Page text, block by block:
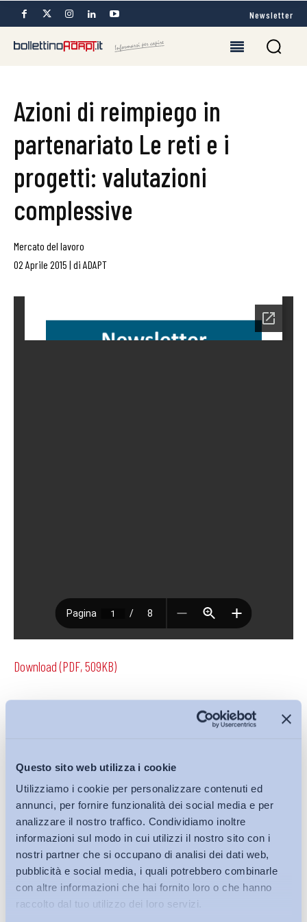
Questo sito web utilizza i cookie
Utilizziamo i cookie per personalizzare contenuti ed
annunci, per fornire funzionalità dei social media e per
analizzare il nostro traffico. Condividiamo inoltre
informazioni sul modo in cui utilizzi il nostro sito con i
nostri partner che si occupano di analisi dei dati web,
pubblicità e social media, i quali potrebbero combinarle
con altre informazioni che hai fornito loro o che hanno
raccolto dal tuo utilizzo dei loro servizi.
Newsletter
Azioni di reimpiego in
partenariato Le reti e i
progetti: valutazioni
complessive
Mercato del lavoro
02 Aprile 2015 | di ADAPT
Download (PDF, 509KB)
Iscriviti alla Newsletter